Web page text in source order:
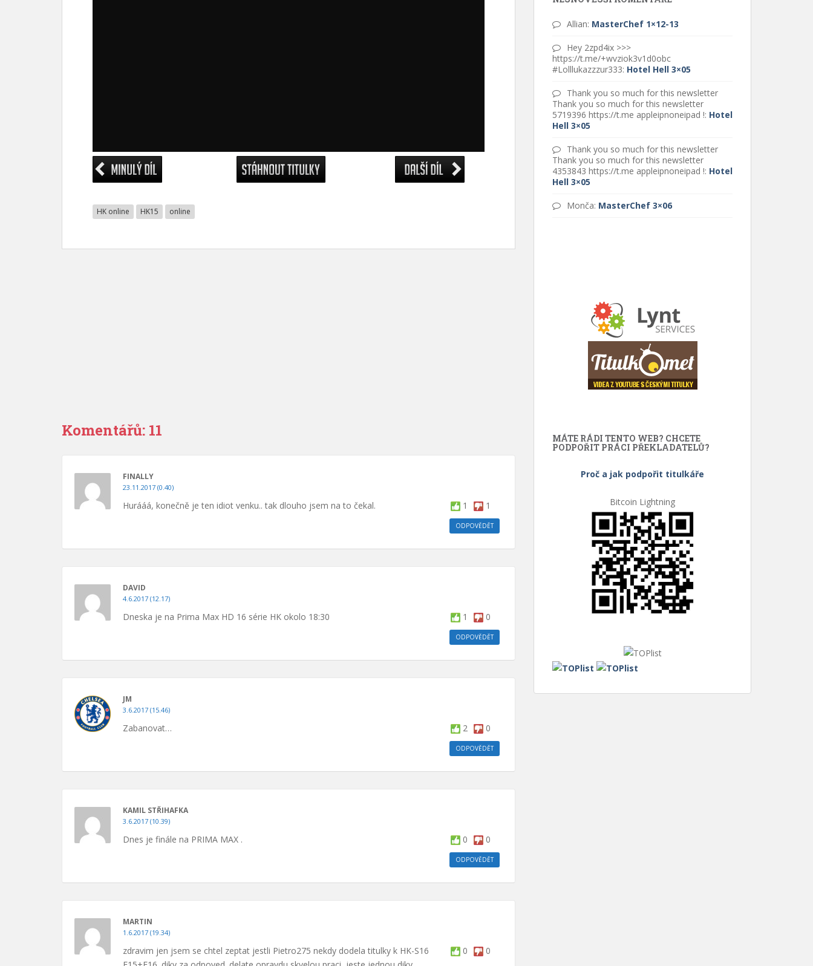
HK online HK15 online
Komentářů: 11
FINALLY
23.11.2017 (0.40)
1 1
Hurááá, konečně je ten idiot venku.. tak dlouho jsem na to čekal.
ODPOVĚDĚT
DAVID
4.6.2017 (12.17)
1 0
Dneska je na Prima Max HD 16 série HK okolo 18:30
ODPOVĚDĚT
JM
3.6.2017 (15.46)
2 0
Zabanovat…
ODPOVĚDĚT
KAMIL STŘIHAFKA
3.6.2017 (10.39)
0 0
Dnes je finále na PRIMA MAX .
ODPOVĚDĚT
MARTIN
1.6.2017 (19.34)
0 0
zdravim jen jsem se chtel zeptat jestli Pietro275 nekdy dodela titulky k HK-S16
Allian: MasterChef 1×12-13
Hey 2zpd4ix >>>
https://t.me/+wvziok3v1d0obc
#Lolllukazzzur333: Hotel Hell 3×05
Thank you so much for this newsletter
Thank you so much for this newsletter
5719396 https://t.me appleipnoneipad !: Hotel
Hell 3×05
Thank you so much for this newsletter
Thank you so much for this newsletter
4353843 https://t.me appleipnoneipad !: Hotel
Hell 3×05
Monča: MasterChef 3×06
MÁTE RÁDI TENTO WEB? CHCETE
PODPOŘIT PRÁCI PŘEKLADATELŮ?
Proč a jak podpořit titulkáře
Bitcoin Lightning